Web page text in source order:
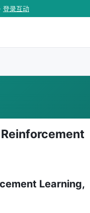
· 登录互动
Learning,